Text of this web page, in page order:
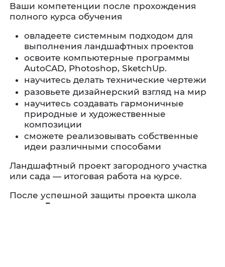
Ваши компетенции после прохождения
полного курса обучения
овладеете системным подходом для
выполнения ландшафтных проектов
освоите компьютерные программы
AutoCAD, Photoshop, SketchUp.
научитесь делать технические чертежи
разовьете дизайнерский взгляд на мир
научитесь создавать гармоничные
природные и художественные
композиции
сможете реализовывать собственные
идеи различными способами
Ландшафтный проект загородного участка
или сада — итоговая работа на курсе.
После успешной защиты проекта школа
Диплом о дополнительном